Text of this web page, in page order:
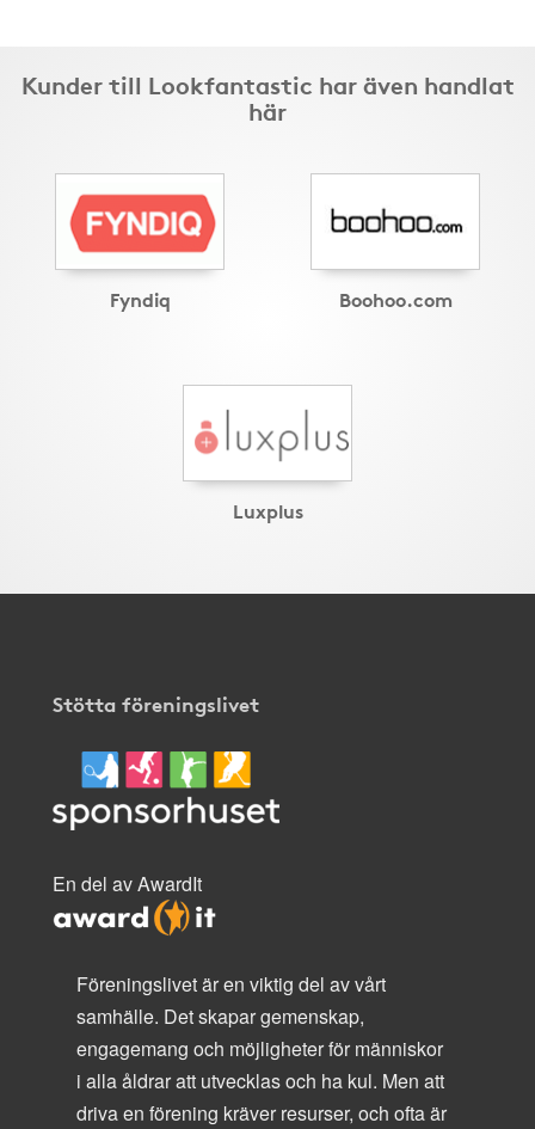
Kunder till Lookfantastic har även handlat
här
Fyndiq Boohoo.com
Luxplus
Stötta föreningslivet
En del av AwardIt
Föreningslivet är en viktig del av vårt
samhälle. Det skapar gemenskap,
engagemang och möjligheter för människor
i alla åldrar att utvecklas och ha kul. Men att
driva en förening kräver resurser, och ofta är